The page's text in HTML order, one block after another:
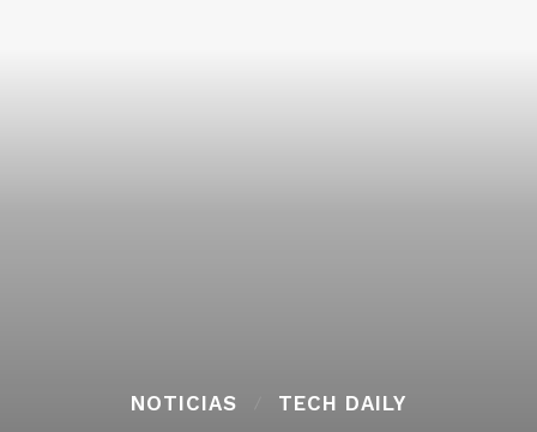
NOTICIAS TECH DAILY